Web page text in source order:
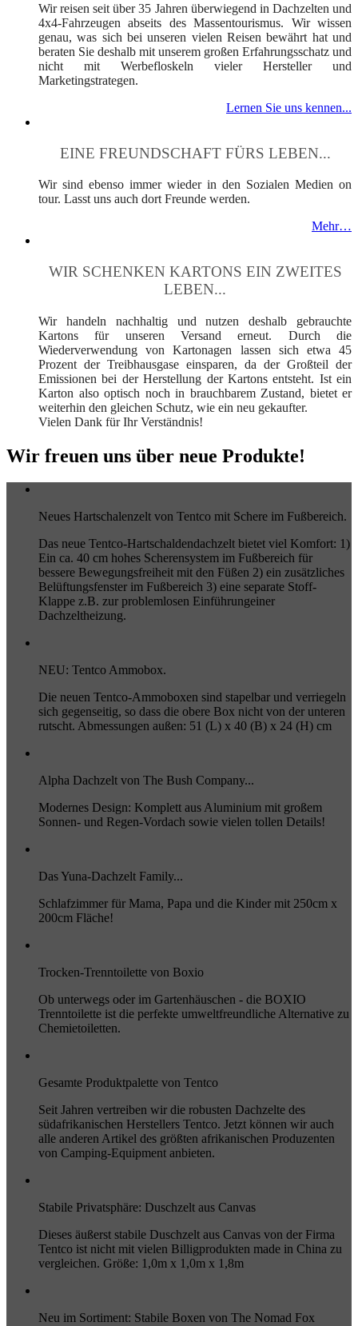
Wir reisen seit über 35 Jahren überwiegend in Dachzelten und
4x4-Fahrzeugen abseits des Massentourismus. Wir wissen
genau, was sich bei unseren vielen Reisen bewährt hat und
beraten Sie deshalb mit unserem großen Erfahrungsschatz und
nicht mit Werbefloskeln vieler Hersteller und
Marketingstrategen.
Lernen Sie uns kennen...
EINE FREUNDSCHAFT FÜRS LEBEN...
Wir sind ebenso immer wieder in den Sozialen Medien on
tour. Lasst uns auch dort Freunde werden.
Mehr…
WIR SCHENKEN KARTONS EIN ZWEITES
LEBEN...
Wir handeln nachhaltig und nutzen deshalb gebrauchte
Kartons für unseren Versand erneut. Durch die
Wiederverwendung von Kartonagen lassen sich etwa 45
Prozent der Treibhausgase einsparen, da der Großteil der
Emissionen bei der Herstellung der Kartons entsteht. Ist ein
Karton also optisch noch in brauchbarem Zustand, bietet er
weiterhin den gleichen Schutz, wie ein neu gekaufter.
Vielen Dank für Ihr Verständnis!
Wir freuen uns über neue Produkte!
Neues Hartschalenzelt von Tentco mit Schere im Fußbereich.
Das neue Tentco-Hartschaldendachzelt bietet viel Komfort: 1)
Ein ca. 40 cm hohes Scherensystem im Fußbereich für
bessere Bewegungsfreiheit mit den Füßen 2) ein zusätzliches
Belüftungsfenster im Fußbereich 3) eine separate Stoff-
Klappe z.B. zur problemlosen Einführungeiner
Dachzeltheizung.
NEU: Tentco Ammobox.
Die neuen Tentco-Ammoboxen sind stapelbar und verriegeln
sich gegenseitig, so dass die obere Box nicht von der unteren
rutscht. Abmessungen außen: 51 (L) x 40 (B) x 24 (H) cm
Alpha Dachzelt von The Bush Company...
Modernes Design: Komplett aus Aluminium mit großem
Sonnen- und Regen-Vordach sowie vielen tollen Details!
Das Yuna-Dachzelt Family...
Schlafzimmer für Mama, Papa und die Kinder mit 250cm x
200cm Fläche!
Trocken-Trenntoilette von Boxio
Ob unterwegs oder im Gartenhäuschen - die BOXIO
Trenntoilette ist die perfekte umweltfreundliche Alternative zu
Chemietoiletten.
Gesamte Produktpalette von Tentco
Seit Jahren vertreiben wir die robusten Dachzelte des
südafrikanischen Herstellers Tentco. Jetzt können wir auch
alle anderen Artikel des größten afrikanischen Produzenten
von Camping-Equipment anbieten.
Stabile Privatsphäre: Duschzelt aus Canvas
Dieses äußerst stabile Duschzelt aus Canvas von der Firma
Tentco ist nicht mit vielen Billigprodukten made in China zu
vergleichen. Größe: 1,0m x 1,0m x 1,8m
Neu im Sortiment: Stabile Boxen von The Nomad Fox